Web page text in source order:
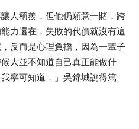
人稱羨，但他仍願意一賭，跨
力還在，失敗的代價就沒有這
反而是心理負擔，因為一輩子
人並不知道自己真正能做什
寧可知道，」吳錦城說得篤